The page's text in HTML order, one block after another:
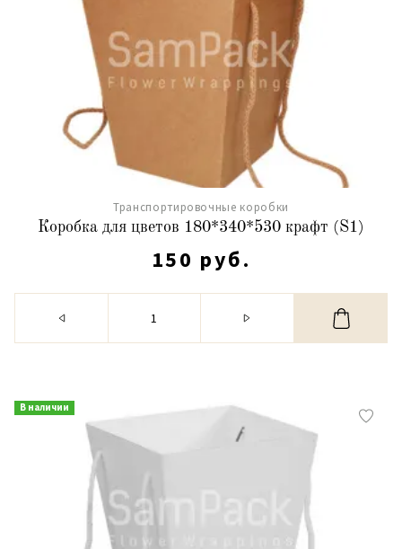
Транспортировочные коробки
Коробка для цветов 180*340*530 крафт (S1)
150 руб.
В наличии